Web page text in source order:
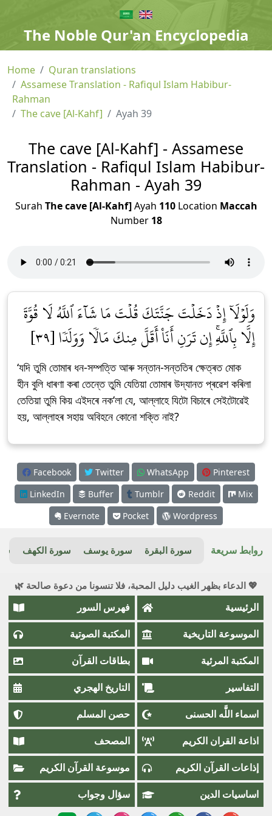
The Noble Qur'an Encyclopedia
Home
Quran translations
Assamese Translation - Rafiqul Islam Habibur-
Rahman
The cave [Al-Kahf]
Ayah 39
The cave [Al-Kahf] - Assamese
Translation - Rafiqul Islam Habibur-
Rahman - Ayah 39
Surah The cave [Al-Kahf]Ayah 110Location Maccah
Number 18
وَلَوۡلَآ إِذۡ دَخَلۡتَ جَنَّتَكَ قُلۡتَ مَا شَآءَ ٱللَّهُ لَا قُوَّةَ
إِلَّا بِٱللَّهِۚ إِن تَرَنِ أَنَا۠ أَقَلَّ مِنكَ مَالٗا وَوَلَدٗا [٣٩]
‘যদি তুমি তোমাৰ ধন-সম্পত্তি আৰু সন্তান-সন্ততিৰ ক্ষেত্ৰত মোক
হীন বুলি ধাৰণা কৰা তেন্তে তুমি যেতিয়া তোমাৰ উদ্যানত প্ৰৱেশ কৰিলা
তেতিয়া তুমি কিয় এইদৰে নক’লা যে, আল্লাহে যিটো বিচাৰে সেইটোৱেই
হয়, আল্লাহৰ সহায় অবিহনে কোনো শক্তি নাই?
Facebook Twitter WhatsApp
Pinterest
LinkedIn
Buffer Tumblr Reddit
Mix
Evernote
Pocket Wordpress
روابط سريعة سورة البقرة سورة يوسف سورة الكهف
💖 الدعاء بظهر الغيب دليل المحبة، فلا تنسونا من دعوة صالحة 🌿
الرئيسية فهرس السور
الموسوعة التاريخية المكتبة الصوتية
المكتبة المرئية بطاقات القرآن
التفاسير التاريخ الهجري
اسماء اللَّٰه الحسنى حصن المسلم
اذاعة القران الكريم المصحف
إذاعات القرآن الكريم موسوعة القرآن الكريم
اساسيات الدين سؤال وجواب